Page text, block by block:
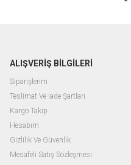
ALIŞVERİŞ BİLGİLERİ
Siparişlerim
Teslimat Ve İade Şartları
Kargo Takip
Hesabım
Gizlilik Ve Güvenlik
Mesafeli Satış Sözleşmesi